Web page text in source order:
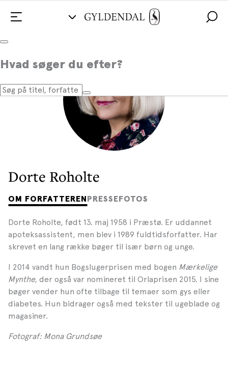
Hvad søger du efter?
Dorte Roholte
OM FORFATTERENPRESSEFOTOS
Dorte Roholte, født 13. maj 1958 i Præstø. Er uddannet
apoteksassistent, men blev i 1989 fuldtidsforfatter. Har
skrevet en lang række bøger til især børn og unge.
I 2014 vandt hun Bogslugerprisen med bogen Mærkelige
Mynthe, der også var nomineret til Orlaprisen 2015. I sine
bøger vender hun ofte tilbage til temaer som gys eller
diabetes. Hun bidrager også med tekster til ugeblade og
magasiner.
Fotograf: Mona Grundsøe